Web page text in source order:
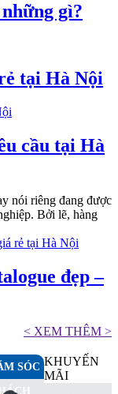
gì?
tại Hà Nội
cầu tại Hà
nói riêng đang được
Bởi lẽ, hàng
đẹp –
< XEM THÊM >
SÓC KHUYẾN
MÃI